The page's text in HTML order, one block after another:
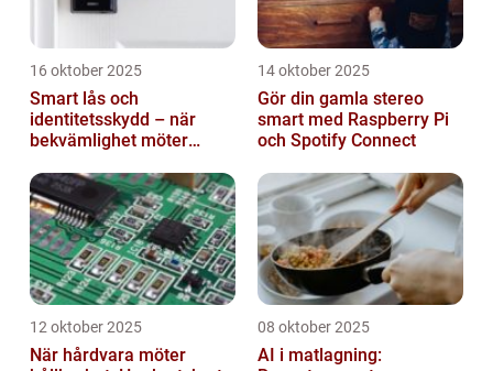
16 oktober 2025
Smart lås och
identitetsskydd – när
bekvämlighet möter
14 oktober 2025
Gör din gamla stereo
smart med Raspberry Pi
och Spotify Connect
12 oktober 2025
När hårdvara möter
08 oktober 2025
AI i matlagning: